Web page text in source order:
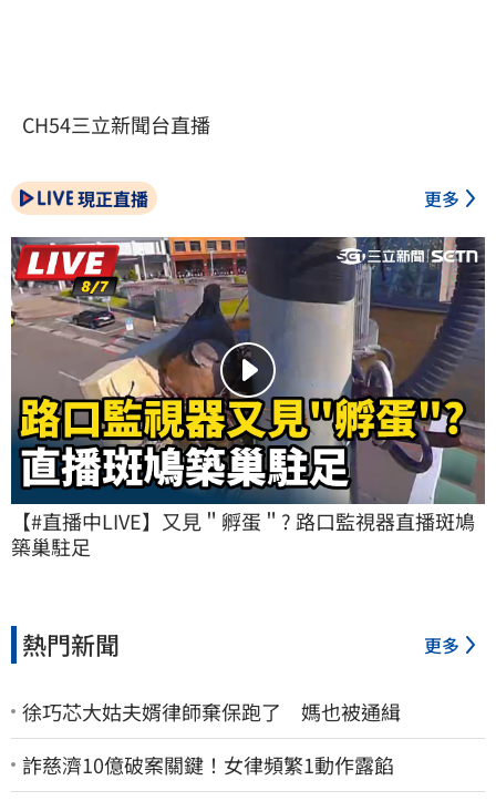
CH54三立新聞台直播
現正直播 更多
【#直播中LIVE】又見＂孵蛋＂? 路口監視器直播斑鳩
築巢駐足
熱門新聞 更多
徐巧芯大姑夫婿律師棄保跑了 媽也被通緝
詐慈濟10億破案關鍵！女律頻繁1動作露餡